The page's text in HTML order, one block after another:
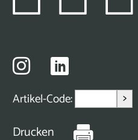
Artikel-Code: >
Drucken